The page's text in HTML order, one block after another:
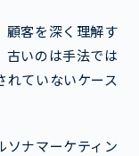
顧客を深く理解す
古いのは手法では
れていないケース
ソナマーケティン